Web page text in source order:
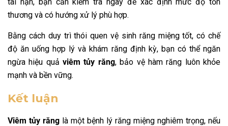
thương và có hướng xử lý phù hợp.
Bằng cách duy trì thói quen vệ sinh răng miệng tốt, có chế
độ ăn uống hợp lý và khám răng định kỳ, bạn có thể ngăn
ngừa hiệu quảviêm tủy răng, bảo vệ hàm răng luôn khỏe
mạnh và bền vững.
Kết luận
Viêm tủy răng là một bệnh lý răng miệng nghiêm trọng, nếu